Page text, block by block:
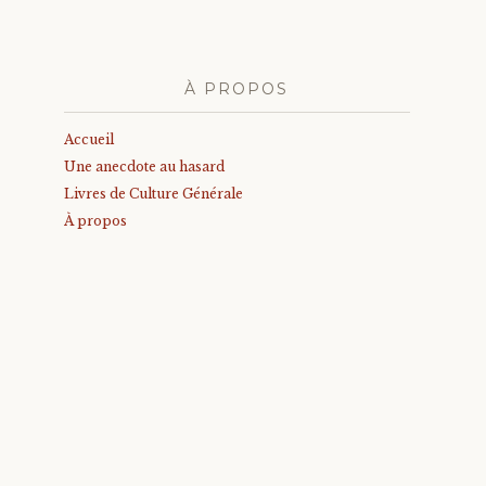
À PROPOS
Accueil
Une anecdote au hasard
Livres de Culture Générale
À propos